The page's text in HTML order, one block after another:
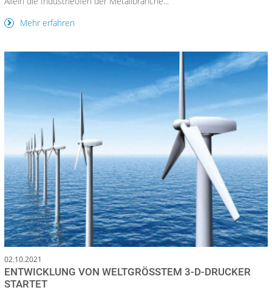
Mehr erfahren
02.10.2021
ENTWICKLUNG VON WELTGRÖSSTEM 3-D-DRUCKER S
TARTET